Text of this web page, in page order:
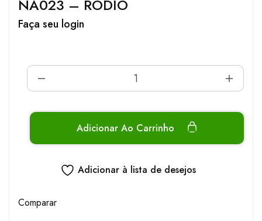
NA023 – RÓDIO
Faça seu login
Adicionar Ao Carrinho
Adicionar à lista de desejos
Comparar